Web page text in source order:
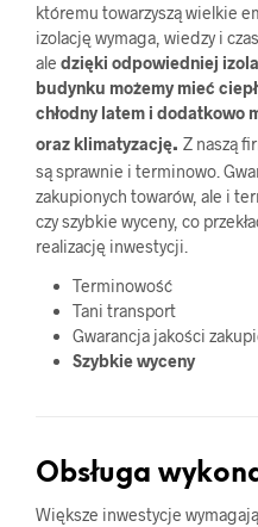
któremu towarzyszą wielkie
izolację wymaga, wiedzy i
ale dzięki odpowiedniej
budynku możemy mieć
chłodny latem i dodatkowo
oraz klimatyzację. Z naszą
są sprawnie i terminowo.
zakupionych towarów, ale i
czy szybkie wyceny, co
realizację inwestycji.
Terminowość
Tani transport
Gwarancja jakości
Szybkie wyceny
Obsługa
Większe inwestycje